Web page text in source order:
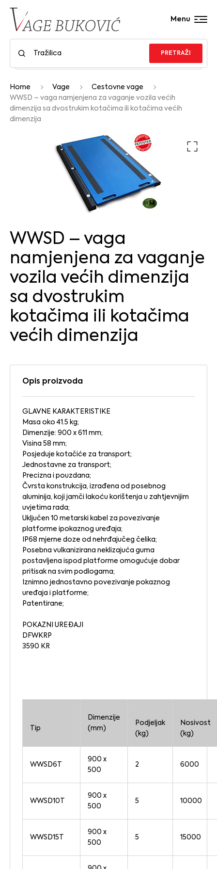
PRETRAŽI
Menu
Home Vage
Cestovne vage
WWSD – vaga namjenjena za vaganje vozila većih
dimenzija sa dvostrukim kotačima ili kotačima većih
dimenzija
WWSD – vaga
namjenjena za vaganje
vozila većih dimenzija
sa dvostrukim
kotačima ili kotačima
većih dimenzija
Opis proizvoda
GLAVNE KARAKTERISTIKE
Masa oko 41.5 kg;
Dimenzije: 900 x 611 mm;
Visina 58 mm;
Posjeduje kotačiće za transport;
Jednostavne za transport;
Precizna i pouzdana;
Čvrsta konstrukcija, izrađena od posebnog
aluminija, koji jamči lakoću korištenja u zahtjevnijim
uvjetima rada;
Uključen 10 metarski kabel za povezivanje
platforme ipokaznog uređaja;
IP68 mjerne doze od nehrđajučeg čelika;
Posebna vulkanizirana neklizajuća guma
postavljena ispod platforme omogućuje dobar
pritisak na svim podlogama;
Iznimno jednostavno povezivanje pokaznog
uređaja i platforme;
Patentirane;
POKAZNI UREĐAJI
DFWKRP
3590 KR
Tip
Dimenzije
(mm)
Podjeljak
(kg)
Nosivost
(kg)
WWSD6T
900 x
500
2 6000
WWSD10T
900 x
500
5 10000
WWSD15T
900 x
500
5 15000